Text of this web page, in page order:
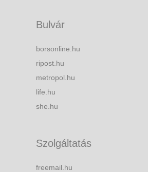
Bulvár
borsonline.hu
ripost.hu
metropol.hu
life.hu
she.hu
Szolgáltatás
freemail.hu